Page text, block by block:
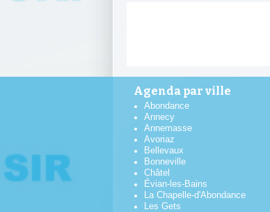
Agenda par ville
Abondance
Annecy
Annemasse
Avoriaz
Bellevaux
Bonneville
Châtel
Évian-les-Bains
La Chapelle-d'Abondance
Les Gets